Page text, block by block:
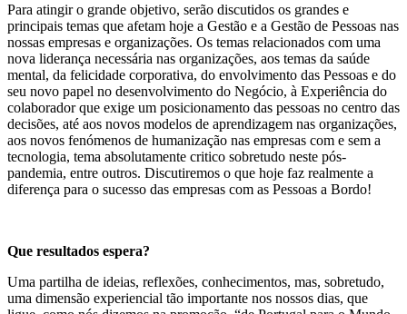
Para atingir o grande objetivo, serão discutidos os grandes e
principais temas que afetam hoje a Gestão e a Gestão de Pessoas nas
nossas empresas e organizações. Os temas relacionados com uma
nova liderança necessária nas organizações, aos temas da saúde
mental, da felicidade corporativa, do envolvimento das Pessoas e do
seu novo papel no desenvolvimento do Negócio, à Experiência do
colaborador que exige um posicionamento das pessoas no centro das
decisões, até aos novos modelos de aprendizagem nas organizações,
aos novos fenómenos de humanização nas empresas com e sem a
tecnologia, tema absolutamente critico sobretudo neste pós-
pandemia, entre outros. Discutiremos o que hoje faz realmente a
diferença para o sucesso das empresas com as Pessoas a Bordo!
Que resultados espera?
Uma partilha de ideias, reflexões, conhecimentos, mas, sobretudo,
uma dimensão experiencial tão importante nos nossos dias, que